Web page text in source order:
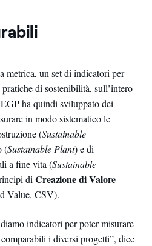
metrica, un set di indicatori per
di sostenibilità, sull’intero
ha quindi sviluppato dei
in modo sistematico le
(Sustainable
(Sustainable Plant) e di
a fine vita (Sustainable
di Creazione di Valore
Value, CSV).
indicatori per poter misurare
i diversi progetti”, dice